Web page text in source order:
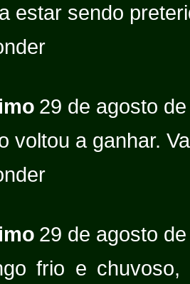
estar sendo
29 de agosto
voltou a ganhar.
29 de agosto
frio e